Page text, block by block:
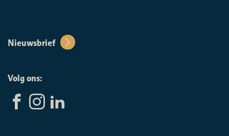
Nieuwsbrief
Volg ons: